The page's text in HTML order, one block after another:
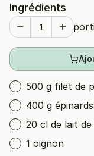
Ingrédients
500 g filet de
400 g
20 cl de lait
1 oignon